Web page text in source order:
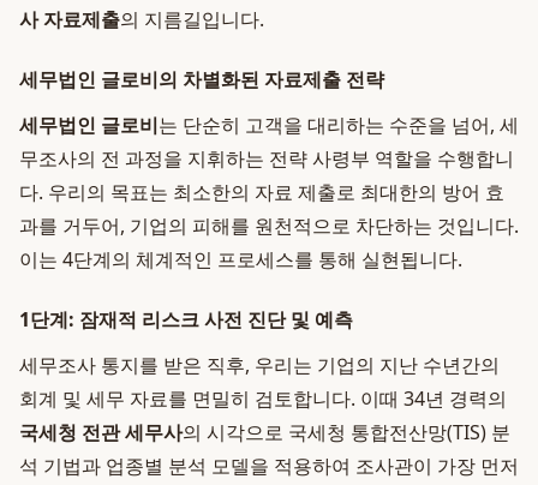
사 자료제출의 지름길입니다.
세무법인 글로비의 차별화된 자료제출 전략
세무법인 글로비는 단순히 고객을 대리하는 수준을 넘어, 세
무조사의 전 과정을 지휘하는 전략 사령부 역할을 수행합니
다. 우리의 목표는 최소한의 자료 제출로 최대한의 방어 효
과를 거두어, 기업의 피해를 원천적으로 차단하는 것입니다.
이는 4단계의 체계적인 프로세스를 통해 실현됩니다.
1단계: 잠재적 리스크 사전 진단 및 예측
세무조사 통지를 받은 직후, 우리는 기업의 지난 수년간의
회계 및 세무 자료를 면밀히 검토합니다. 이때 34년 경력의
국세청 전관 세무사의 시각으로 국세청 통합전산망(TIS) 분
석 기법과 업종별 분석 모델을 적용하여 조사관이 가장 먼저